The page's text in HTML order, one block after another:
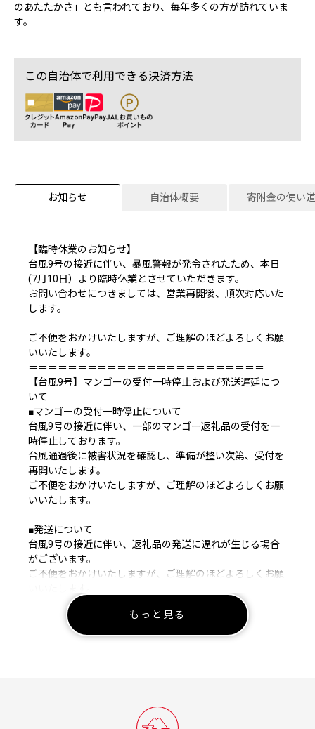
のあたたかさ」とも言われており、毎年多くの方が訪れていま
す。
この自治体で利用できる決済方法
お知らせ 自治体概要 寄附金の使い道
【臨時休業のお知らせ】
台風9号の接近に伴い、暴風警報が発令されたため、本日
(7月10日）より臨時休業とさせていただきます。
お問い合わせにつきましては、営業再開後、順次対応いた
します。
ご不便をおかけいたしますが、ご理解のほどよろしくお願
いいたします。
＝＝＝＝＝＝＝＝＝＝＝＝＝＝＝＝＝＝＝＝＝＝＝＝
【台風9号】マンゴーの受付一時停止および発送遅延につ
いて
■マンゴーの受付一時停止について
台風9号の接近に伴い、一部のマンゴー返礼品の受付を一
時停止しております。
台風通過後に被害状況を確認し、準備が整い次第、受付を
再開いたします。
ご不便をおかけいたしますが、ご理解のほどよろしくお願
いいたします。
■発送について
台風9号の接近に伴い、返礼品の発送に遅れが生じる場合
がございます。
ご不便をおかけいたしますが、ご理解のほどよろしくお願
＝＝＝＝＝＝＝＝＝＝＝＝＝＝＝＝＝＝＝＝＝＝＝＝
≪ワンストップ特例申請について≫
◆オンライン申請の場合
「自治体マイページ」に関するお問い合わせ先
https://mypg.jp/contact/
もっと見る